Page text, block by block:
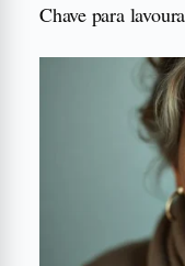
Chave para